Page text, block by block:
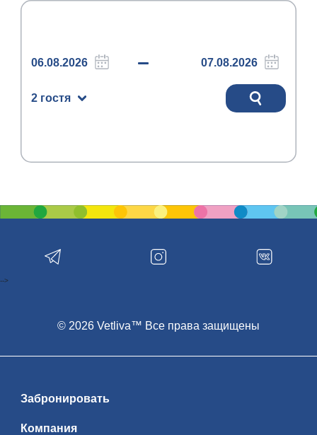
2 гостя
Забронировать
Компания
© 2026 Vetliva™ Все права защищены
-->